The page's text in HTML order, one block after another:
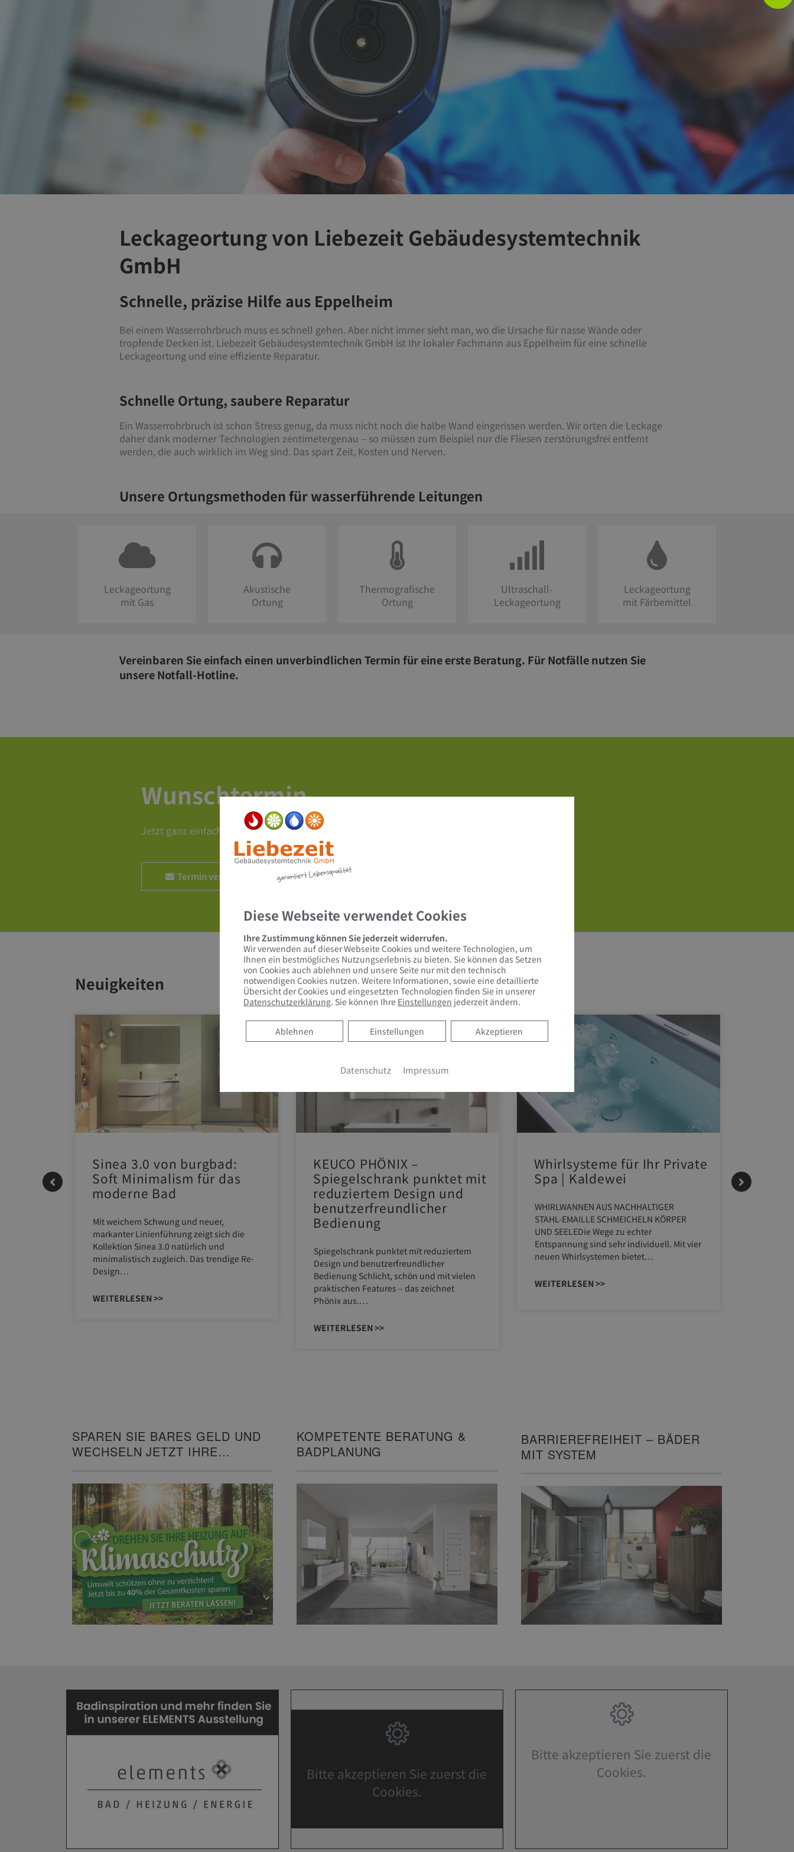
Leckageortung von Liebezeit Gebäudesystemtechnik
GmbH
Schnelle, präzise Hilfe aus Eppelheim
Bei einem Wasserrohrbruch muss es schnell gehen. Aber nicht immer sieht man, wo die Ursache für nasse Wände oder
tropfende Decken ist. Liebezeit Gebäudesystemtechnik GmbH ist Ihr lokaler Fachmann aus Eppelheim für eine schnelle
Leckageortung und eine effiziente Reparatur.
Schnelle Ortung, saubere Reparatur
Ein Wasserrohrbruch ist schon Stress genug, da muss nicht noch die halbe Wand eingerissen werden. Wir orten die Leckage
daher dank moderner Technologien zentimetergenau – so müssen zum Beispiel nur die Fliesen zerstörungsfrei entfernt
werden, die auch wirklich im Weg sind. Das spart Zeit, Kosten und Nerven.
Unsere Ortungsmethoden für wasserführende Leitungen
Leckageortung
mit Gas
Akustische
Ortung
Thermografische
Ortung
Ultraschall-
Leckageortung
Leckageortung
mit Färbemittel
Vereinbaren Sie einfach einen unverbindlichen Termin für eine erste Beratung. Für Notfälle nutzen Sie
unsere Notfall-Hotline.
Wunschtermin
Jetzt ganz einfach und bequem Online Termine anfragen!
Termin vereinbaren
Neuigkeiten
Sinea 3.0 von burgbad:
Soft Minimalism für das
moderne Bad
Mit weichem Schwung und neuer,
markanter Linienführung zeigt sich die
Kollektion Sinea 3.0 natürlich und
minimalistisch zugleich. Das trendige Re-
Design…
WEITERLESEN >>
KEUCO PHÖNIX –
Spiegelschrank punktet mit
reduziertem Design und
benutzerfreundlicher
Bedienung
Spiegelschrank punktet mit reduziertem
Design und benutzerfreundlicher
Bedienung Schlicht, schön und mit vielen
praktischen Features – das zeichnet
Phönix aus.…
WEITERLESEN >>
Whirlsysteme für Ihr Private
Spa | Kaldewei
WHIRLWANNEN AUS NACHHALTIGER
STAHL-EMAILLE SCHMEICHELN KÖRPER
UND SEELEDie Wege zu echter
Entspannung sind sehr individuell. Mit vier
neuen Whirlsystemen bietet…
WEITERLESEN >>
SPAREN SIE BARES GELD UND
WECHSELN JETZT IHRE
KOMPETENTE BERATUNG &
BADPLANUNG
BARRIEREFREIHEIT – BÄDER
MIT SYSTEM
Bitte akzeptieren Sie zuerst die
Cookies.
Bitte akzeptieren Sie zuerst die
Cookies.
Diese Webseite verwendet Cookies
Ihre Zustimmung können Sie jederzeit widerrufen.
Wir verwenden auf dieser Webseite Cookies und weitere Technologien, um
Ihnen ein bestmögliches Nutzungserlebnis zu bieten. Sie können das Setzen
von Cookies auch ablehnen und unsere Seite nur mit den technisch
notwendigen Cookies nutzen. Weitere Informationen, sowie eine detaillierte
Übersicht der Cookies und eingesetzten Technologien finden Sie in unserer
Datenschutzerklärung. Sie können Ihre Einstellungen jederzeit ändern.
Akzeptieren
Einstellungen
Ablehnen
Ablehnen
Datenschutz Impressum